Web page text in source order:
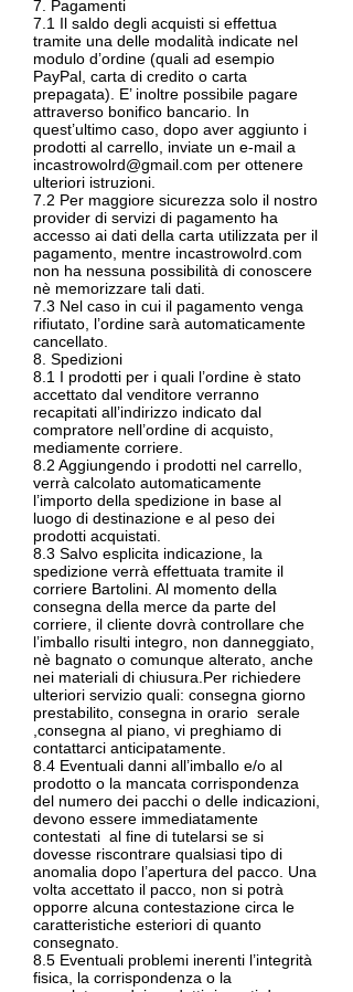
7. Pagamenti
7.1 Il saldo degli acquisti si effettua
tramite una delle modalità indicate nel
modulo d’ordine (quali ad esempio
PayPal, carta di credito o carta
prepagata). E’ inoltre possibile pagare
attraverso bonifico bancario. In
quest’ultimo caso, dopo aver aggiunto i
prodotti al carrello, inviate un e-mail a
incastrowolrd@gmail.com per ottenere
ulteriori istruzioni.
7.2 Per maggiore sicurezza solo il nostro
provider di servizi di pagamento ha
accesso ai dati della carta utilizzata per il
pagamento, mentre incastrowolrd.com
non ha nessuna possibilità di conoscere
nè memorizzare tali dati.
7.3 Nel caso in cui il pagamento venga
rifiutato, l’ordine sarà automaticamente
cancellato.
8. Spedizioni
8.1 I prodotti per i quali l’ordine è stato
accettato dal venditore verranno
recapitati all’indirizzo indicato dal
compratore nell’ordine di acquisto,
mediamente corriere.
8.2 Aggiungendo i prodotti nel carrello,
verrà calcolato automaticamente
l’importo della spedizione in base al
luogo di destinazione e al peso dei
prodotti acquistati.
8.3 Salvo esplicita indicazione, la
spedizione verrà effettuata tramite il
corriere Bartolini. Al momento della
consegna della merce da parte del
corriere, il cliente dovrà controllare che
l’imballo risulti integro, non danneggiato,
nè bagnato o comunque alterato, anche
nei materiali di chiusura.Per richiedere
ulteriori servizio quali: consegna giorno
prestabilito, consegna in orario serale
,consegna al piano, vi preghiamo di
contattarci anticipatamente.
8.4 Eventuali danni all’imballo e/o al
prodotto o la mancata corrispondenza
del numero dei pacchi o delle indicazioni,
devono essere immediatamente
contestati al fine di tutelarsi se si
dovesse riscontrare qualsiasi tipo di
anomalia dopo l’apertura del pacco. Una
volta accettato il pacco, non si potrà
opporre alcuna contestazione circa le
caratteristiche esteriori di quanto
consegnato.
8.5 Eventuali problemi inerenti l’integrità
fisica, la corrispondenza o la